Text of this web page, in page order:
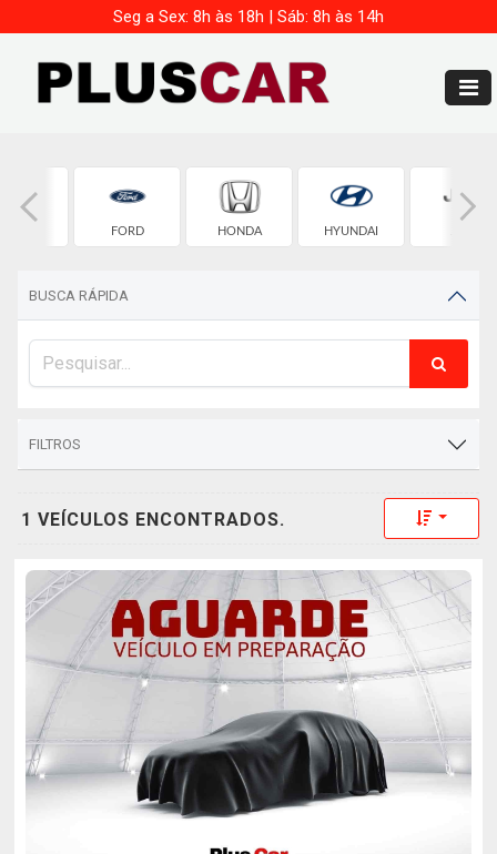
Seg a Sex: 8h às 18h | Sáb: 8h às 14h
FORD HONDA HYUNDAI
BUSCA RÁPIDA
FILTROS
1 VEÍCULOS ENCONTRADOS. Toggle